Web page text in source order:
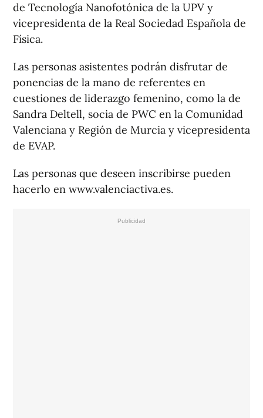
de Tecnología Nanofotónica de la UPV y
vicepresidenta de la Real Sociedad Española de
Física.
Las personas asistentes podrán disfrutar de
ponencias de la mano de referentes en
cuestiones de liderazgo femenino, como la de
Sandra Deltell, socia de PWC en la Comunidad
Valenciana y Región de Murcia y vicepresidenta
de EVAP.
Las personas que deseen inscribirse pueden
hacerlo en www.valenciactiva.es.